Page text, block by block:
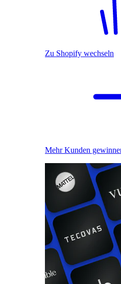
Zu Shopify wechseln
Mehr Kunden